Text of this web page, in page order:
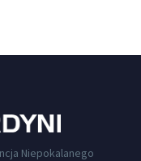
Niepokalanego